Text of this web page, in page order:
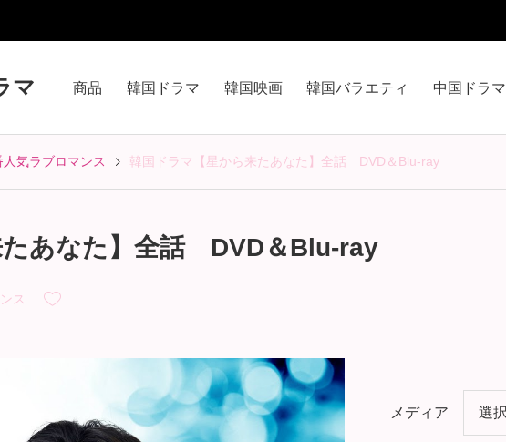
マ 商品 韓国ドラマ 韓国映画 韓国バラエティ 中国ドラマ
人気ラブロマンス 韓国ドラマ【星から来たあなた】全話 DVD＆Blu-ray
たあなた】全話 DVD＆Blu-ray
ス
メディア